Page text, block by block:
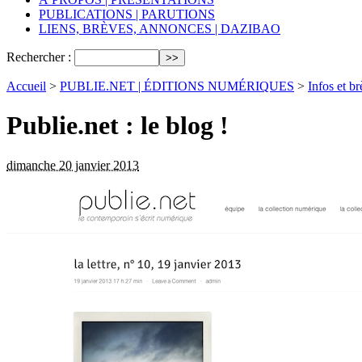
PUBLICATIONS | PARUTIONS
LIENS, BRÈVES, ANNONCES | DAZIBAO
Rechercher :
Accueil > PUBLIE.NET | ÉDITIONS NUMÉRIQUES > Infos et
Publie.net : le blog !
dimanche 20 janvier 2013